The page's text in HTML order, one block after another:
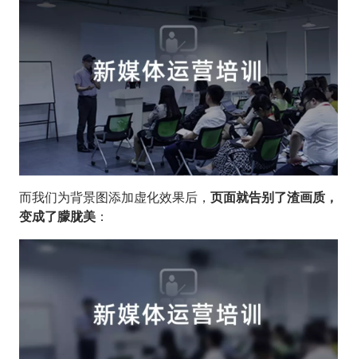
而我们为背景图添加虚化效果后， 页面就告别了渣画质，
变成了朦胧美 ：